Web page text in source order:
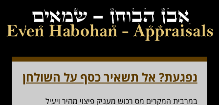
נפגעת? אל תשאיר כסף על השולחן
במרבית המקרים מס רכוש מעניק פיצוי מהיר ויעיל